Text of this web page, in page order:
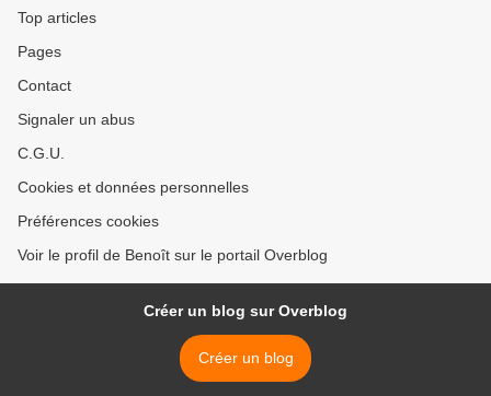
Top articles
Pages
Contact
Signaler un abus
C.G.U.
Cookies et données personnelles
Préférences cookies
Voir le profil de Benoît sur le portail Overblog
Créer un blog sur Overblog
Créer un blog